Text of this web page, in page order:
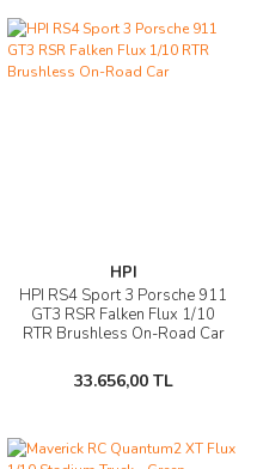
HPI
HPI RS4 Sport 3 Porsche 911
GT3 RSR Falken Flux 1/10
RTR Brushless On-Road Car
33.656,00 TL